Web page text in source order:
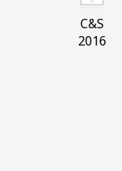
C&S
2016